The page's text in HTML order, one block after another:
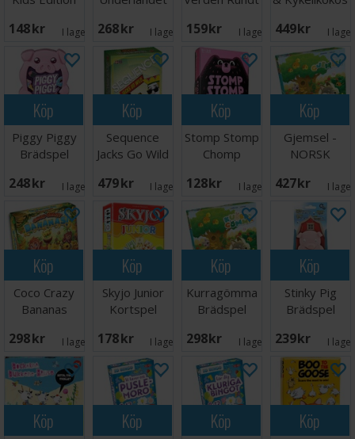
148 SEK I lager: 2268 SEK I lager: 159 SEK I lager: 5449 SEK I
Köp
Piggy Piggy
Brädspel
248 SEK I lager: 6
Köp
Sequence
Jacks Go Wild
479 SEK I lager:
Köp
Stomp Stomp
Chomp
128 SEK I lager: 1
Köp
Gjemsel -
NORSK
427 SEK I
Köp
Coco Crazy
Bananas
298 SEK I lager:
Köp
Skyjo Junior
Kortspel
178 SEK I lager: 1
Köp
Kurragömma
Brädspel
298 SEK I lager: 1
Köp
Stinky Pig
Brädspel
239 SEK I
Köp Köp Köp Köp